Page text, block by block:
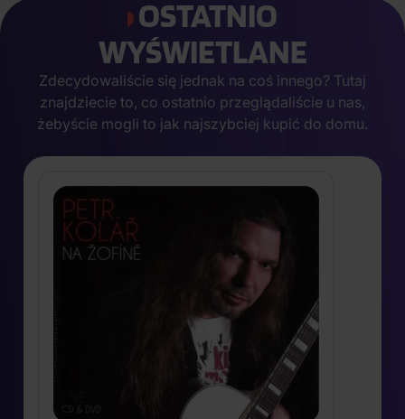
OSTATNIO
WYŚWIETLANE
Zdecydowaliście się jednak na coś innego? Tutaj
znajdziecie to, co ostatnio przeglądaliście u nas,
żebyście mogli to jak najszybciej kupić do domu.